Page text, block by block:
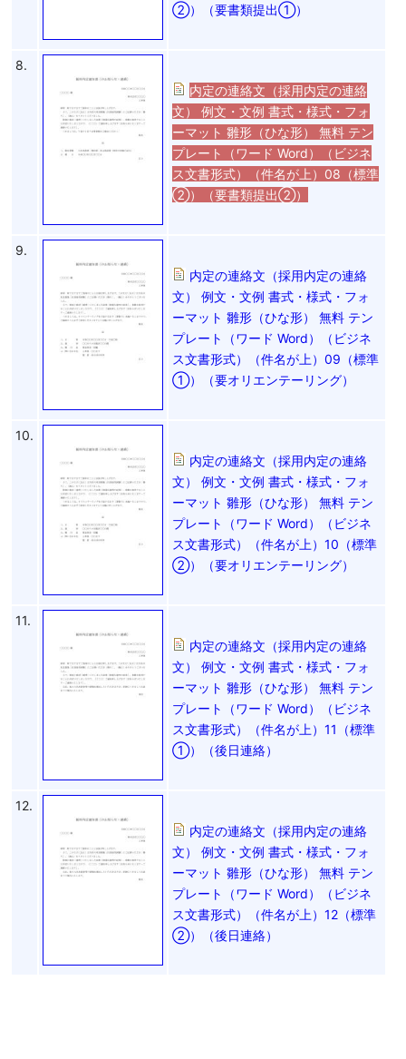
②）（要書類提出①）
8.
内定の連絡文（採用内定の連絡
文） 例文・文例 書式・様式・フォ
ーマット 雛形（ひな形） 無料 テン
プレート（ワード Word）（ビジネ
ス文書形式）（件名が上）08（標準
②）（要書類提出②）
9.
内定の連絡文（採用内定の連絡
文） 例文・文例 書式・様式・フォ
ーマット 雛形（ひな形） 無料 テン
プレート（ワード Word）（ビジネ
ス文書形式）（件名が上）09（標準
①）（要オリエンテーリング）
10.
内定の連絡文（採用内定の連絡
文） 例文・文例 書式・様式・フォ
ーマット 雛形（ひな形） 無料 テン
プレート（ワード Word）（ビジネ
ス文書形式）（件名が上）10（標準
②）（要オリエンテーリング）
11.
内定の連絡文（採用内定の連絡
文） 例文・文例 書式・様式・フォ
ーマット 雛形（ひな形） 無料 テン
プレート（ワード Word）（ビジネ
ス文書形式）（件名が上）11（標準
①）（後日連絡）
12.
内定の連絡文（採用内定の連絡
文） 例文・文例 書式・様式・フォ
ーマット 雛形（ひな形） 無料 テン
プレート（ワード Word）（ビジネ
ス文書形式）（件名が上）12（標準
②）（後日連絡）